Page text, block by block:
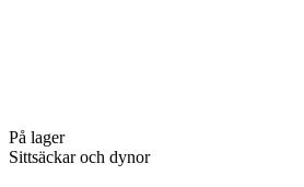
På lager
Sittsäckar och dynor